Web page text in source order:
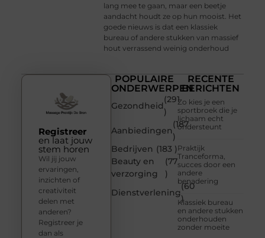
lang mee te gaan, maar een beetje
aandacht houdt ze op hun mooist. Het
goede nieuws is dat een klassiek
bureau of andere stukken van massief
hout verrassend weinig onderhoud
POPULAIRE
ONDERWERPEN
Gezondheid
(291
)
Aanbiedingen
(187
)
Bedrijven (183 )
Beauty en
verzorging
(77
)
Dienstverlening
(60
)
RECENTE
BERICHTEN
Zo kies je een
sportbroek die je
lichaam echt
ondersteunt
Praktijk
Tranceforma,
succes door een
andere
benadering
Klassiek bureau
en andere stukken
onderhouden
zonder moeite
Registreer
en laat jouw
stem horen
Wil jij jouw
ervaringen,
inzichten of
creativiteit
delen met
anderen?
Registreer je
dan als